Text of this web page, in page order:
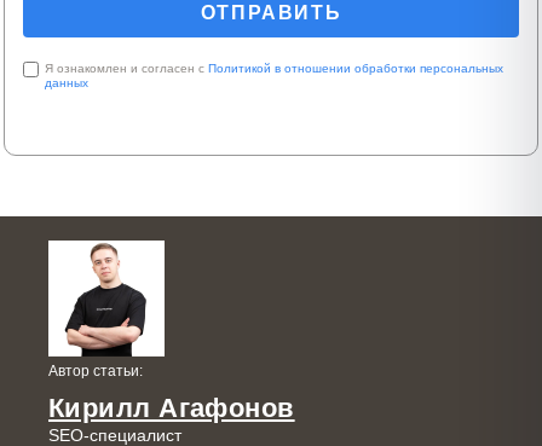
Я ознакомлен и согласен с Политикой в отношении обработки персональных
данных
Автор статьи:
Кирилл Агафонов
SEO-специалист